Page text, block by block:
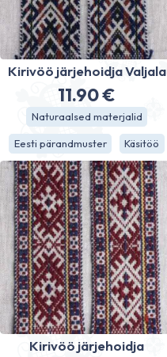
Kirivöö järjehoidja Valjala
11.90€
Naturaalsed materjalid
Eesti pärandmuster Käsitöö
Kirivöö järjehoidja